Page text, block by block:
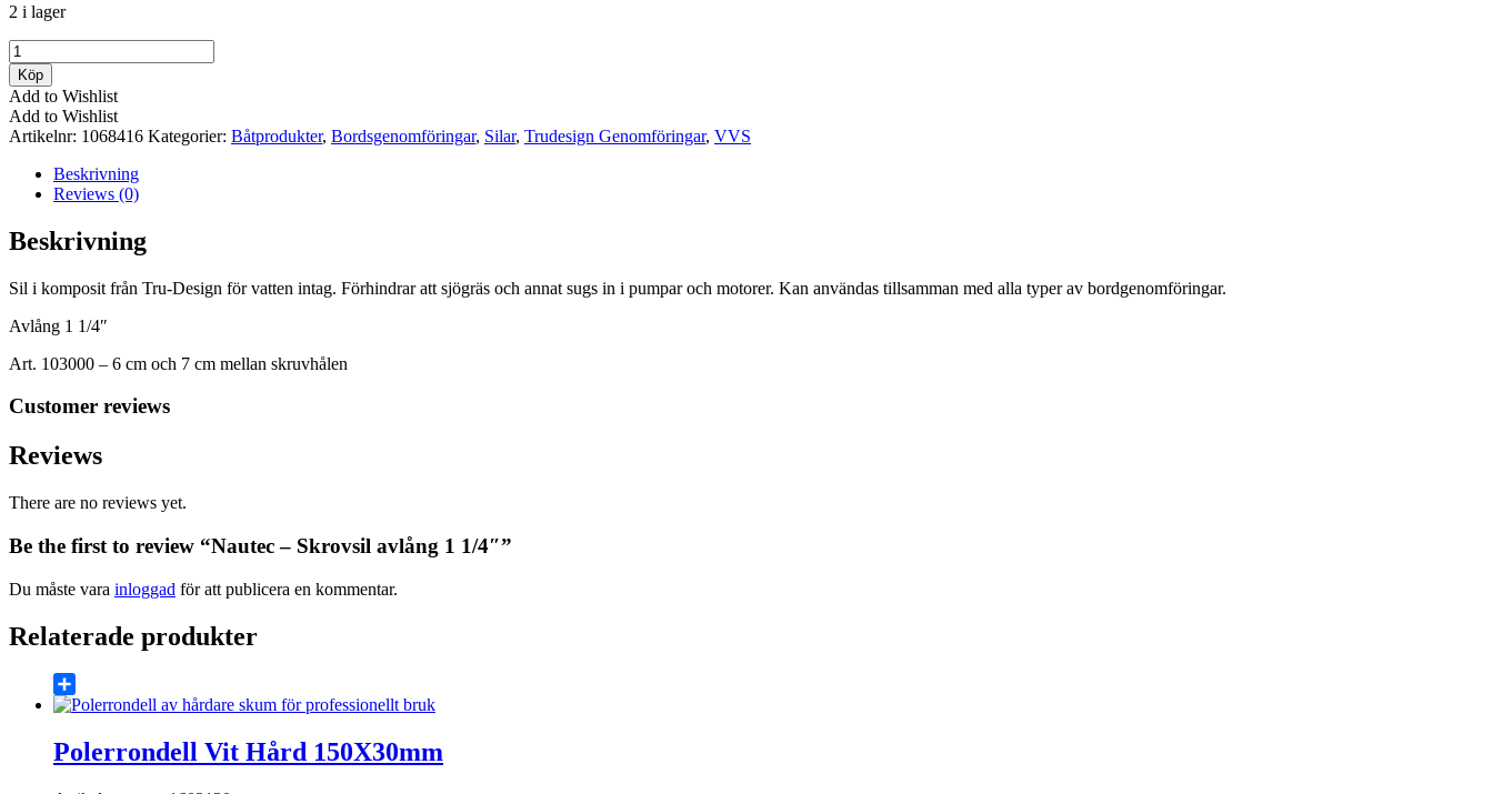
2 i lager
Nautec
-
Skrovsil
avlång
1
1/4"
mängd
Köp
Add to Wishlist
Add to Wishlist
Artikelnr: 1068416 Kategorier: Båtprodukter, Bordsgenomföringar, Silar, Trudesign Genomföringar, VVS
Beskrivning
Reviews (0)
Beskrivning
Sil i komposit från Tru-Design för vatten intag. Förhindrar att sjögräs och annat sugs in i pumpar och motorer. Kan användas tillsamman med alla typer av bordgenomföringar.
Avlång 1 1/4″
Art. 103000 – 6 cm och 7 cm mellan skruvhålen
Customer reviews
Reviews
There are no reviews yet.
Be the first to review “Nautec – Skrovsil avlång 1 1/4″”
Du måste vara inloggad för att publicera en kommentar.
Relaterade produkter
Share
Polerrondell Vit Hård 150X30mm